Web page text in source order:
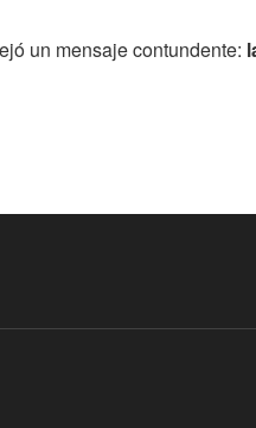
un mensaje contundente: